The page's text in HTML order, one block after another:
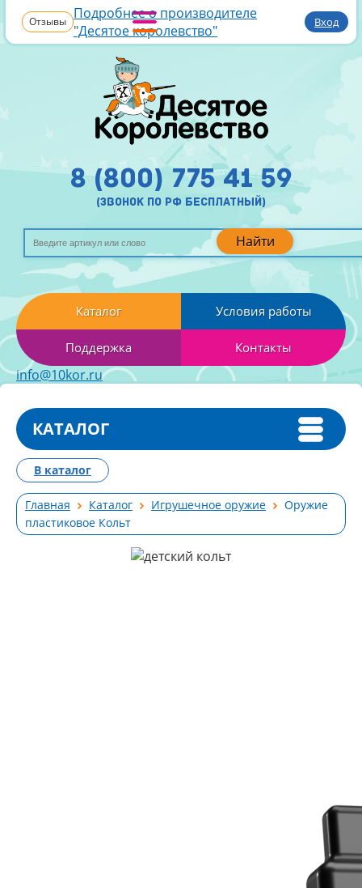
Отзывы Подробнее о производителе
"Десятое королевство"
Вход
Найти
8 (800) 775 41 59
(звонок по рф бесплатный)
Каталог Условия работы
Поддержка Контакты
info@10kor.ru
КАТАЛОГ
Главная Каталог Игрушечное оружие
Оружие
пластиковое Кольт
В каталог